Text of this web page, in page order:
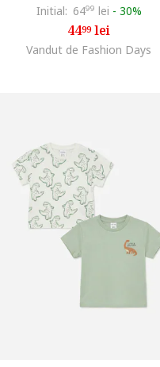
Initial: 6499 lei - 30%
4499lei
Vandut de Fashion Days